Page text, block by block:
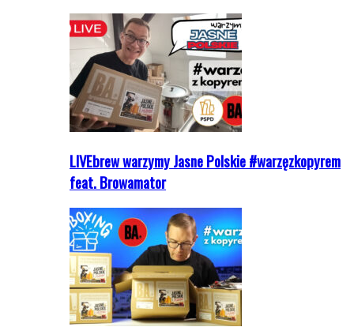
LIVEbrew warzymy Jasne Polskie #warzęzkopyrem
feat. Browamator